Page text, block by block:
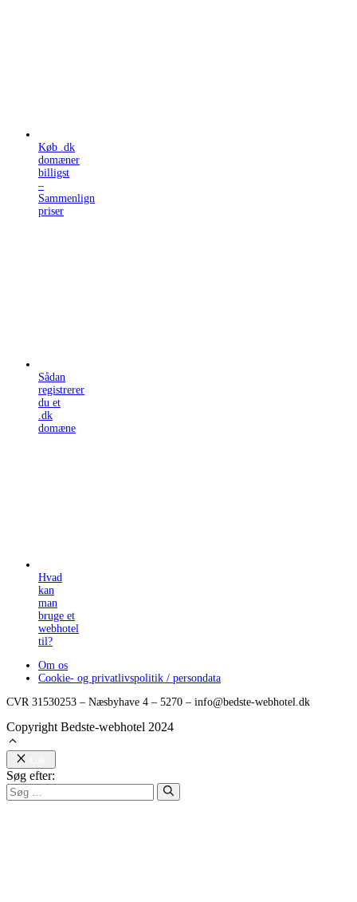
Køb .dk
domæner
billigst
–
Sammenlign
priser
Sådan
registrerer
du et
.dk
domæne
Hvad
kan
man
bruge et
webhotel
til?
Om os
Cookie- og privatlivspolitik / persondata
CVR 31530253 – Næsbyhave 4 – 5270 – info@bedste-webhotel.dk
Copyright Bedste-webhotel 2024
Søg efter: